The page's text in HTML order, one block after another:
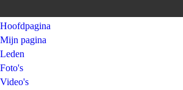
Hoofdpagina
Mijn pagina
Leden
Foto's
Video's